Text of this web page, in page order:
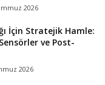
2026
İçin Stratejik Hamle:
ve Post-
2026